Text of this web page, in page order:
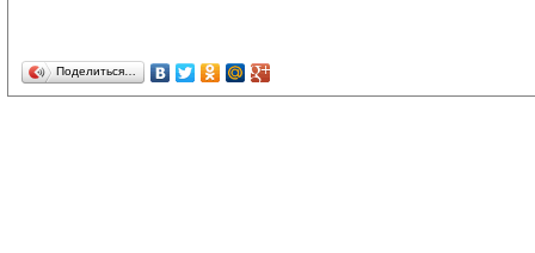
Поделиться…